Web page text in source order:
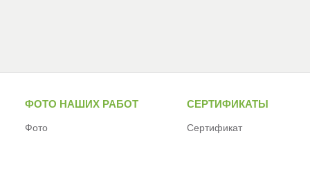
ФОТО НАШИХ РАБОТ
Фото
СЕРТИФИКАТЫ
Сертификат